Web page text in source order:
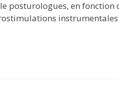
posturologues, en fonction